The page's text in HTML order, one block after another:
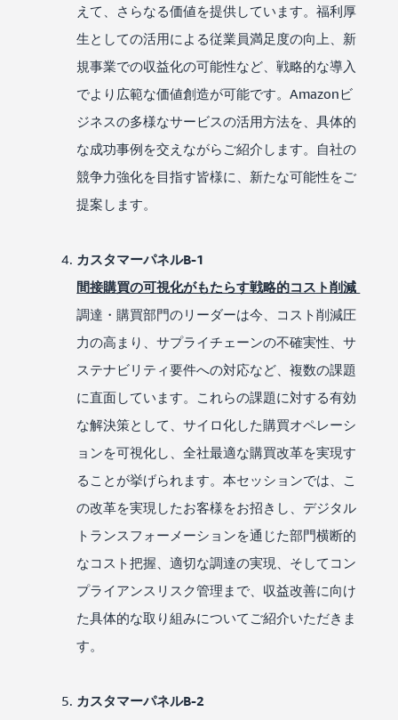
えて、さらなる価値を提供しています。福利厚
生としての活用による従業員満足度の向上、新
規事業での収益化の可能性など、戦略的な導入
でより広範な価値創造が可能です。Amazonビ
ジネスの多様なサービスの活用方法を、具体的
な成功事例を交えながらご紹介します。自社の
競争力強化を目指す皆様に、新たな可能性をご
提案します。
カスタマーパネルB-1
間接購買の可視化がもたらす戦略的コスト削減
調達・購買部門のリーダーは今、コスト削減圧
力の高まり、サプライチェーンの不確実性、サ
ステナビリティ要件への対応など、複数の課題
に直面しています。これらの課題に対する有効
な解決策として、サイロ化した購買オペレーシ
ョンを可視化し、全社最適な購買改革を実現す
ることが挙げられます。本セッションでは、こ
の改革を実現したお客様をお招きし、デジタル
トランスフォーメーションを通じた部門横断的
なコスト把握、適切な調達の実現、そしてコン
プライアンスリスク管理まで、収益改善に向け
た具体的な取り組みについてご紹介いただきま
す。
カスタマーパネルB-2